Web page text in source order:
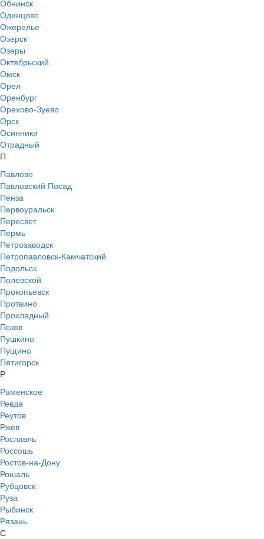
Обнинск
Одинцово
Ожерелье
Озерск
Озеры
Октябрьский
Омск
Орел
Оренбург
Орехово-Зуево
Орск
Осинники
Отрадный
П
Павлово
Павловский Посад
Пенза
Первоуральск
Пересвет
Пермь
Петрозаводск
Петропавловск-Камчатский
Подольск
Полевской
Прокопьевск
Протвино
Прохладный
Псков
Пушкино
Пущино
Пятигорск
Р
Раменское
Ревда
Реутов
Ржев
Рославль
Россошь
Ростов-на-Дону
Рошаль
Рубцовск
Руза
Рыбинск
Рязань
С